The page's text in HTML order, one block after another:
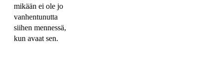
mikään ei ole jo
vanhentunutta
siihen mennessä,
kun avaat sen.